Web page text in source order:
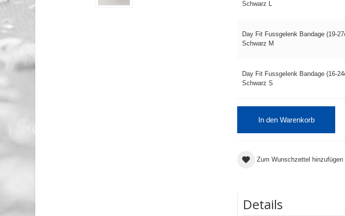
Schwarz L
Day Fit Fussgelenk Bandage (19-
Schwarz M
Day Fit Fussgelenk Bandage (16-
Schwarz S
In den Warenkorb
Zum Wunschzettel hinzufügen
Details